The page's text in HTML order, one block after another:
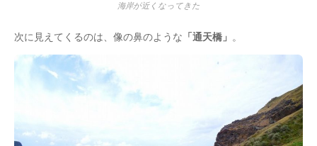
海岸が近くなってきた
次に見えてくるのは、像の鼻のような 「通天橋」 。